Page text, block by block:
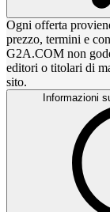
Ogni offerta
prezzo, termini e
G2A.COM non
editori o titolari di
sito.
Informazioni